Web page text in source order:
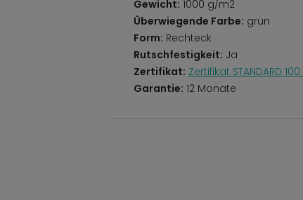
Gewicht: 1000 g/m2
Überwiegende Farbe: grün
Form: Rechteck
Rutschfestigkeit: Ja
Zertifikat: Zertifikat STANDARD
Garantie: 12 Monate